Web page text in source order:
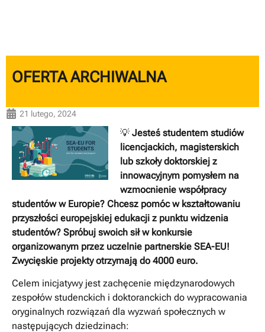
OFERTA ARCHIWALNA
21 lutego, 2024
💡Jesteś studentem studiów
licencjackich, magisterskich
lub szkoły doktorskiej z
innowacyjnym pomysłem na
wzmocnienie współpracy
studentów w Europie? Chcesz pomóc w kształtowaniu
przyszłości europejskiej edukacji z punktu widzenia
studentów? Spróbuj swoich sił w konkursie
organizowanym przez uczelnie partnerskie SEA-EU!
Zwycięskie projekty otrzymają do 4000 euro.
Celem inicjatywy jest zachęcenie międzynarodowych
zespołów studenckich i doktoranckich do wypracowania
oryginalnych rozwiązań dla wyzwań społecznych w
następujących dziedzinach: